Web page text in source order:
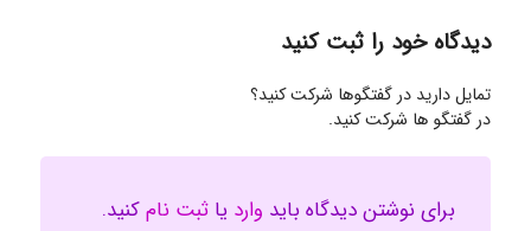
دیدگاه خود را ثبت کنید
تمایل دارید در گفتگوها شرکت کنید؟
در گفتگو ها شرکت کنید.
برای نوشتن دیدگاه باید وارد یا ثبت نامکنید.